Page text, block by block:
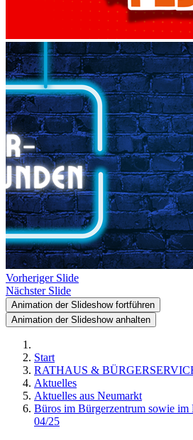
Vorheriger Slide
Nächster Slide
Animation der Slideshow fortführen
Animation der Slideshow anhalten
Start
RATHAUS &
Aktuelles
Aktuelles aus Neumarkt
Büros im Bürgerzentrum sowie im
04/25